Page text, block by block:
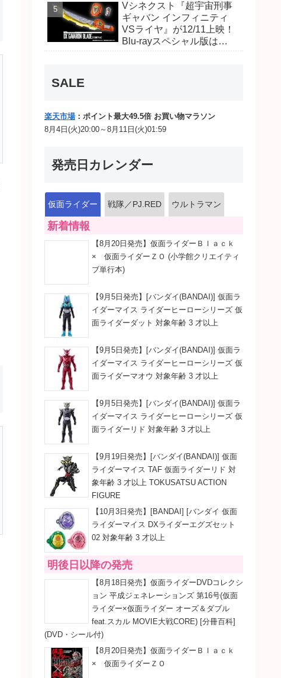
開！ライダーは子丑寅卯辰
巳午未申酉戌亥猫猫の14
人⁉
Vシネクスト『超宇宙刑事
ギャバン インフィニティ
VSライヤ』が12/11上映！
Blu-rayスペシャル版は
SALE
楽天市場 ：ポイント最大49.5倍 お買い物マラソン
8月4日(火)20:00～8月11日(火)01:59
発売日カレンダー
仮面ライダー 戦隊／PJ.RED ウルトラマン
新着情報
【8月20日発売】仮面ライダーＢｌａｃｋ
× 仮面ライダーＺＯ (小学館クリエイティ
ブ単行本)
【9月5日発売】[バンダイ(BANDAI)] 仮面ラ
イダーマイス ライダーヒーローシリーズ 仮
面ライダーダット 対象年齢 3 才以上
【9月5日発売】[バンダイ(BANDAI)] 仮面ラ
イダーマイス ライダーヒーローシリーズ 仮
面ライダーマオウ 対象年齢 3 才以上
【9月5日発売】[バンダイ(BANDAI)] 仮面ラ
イダーマイス ライダーヒーローシリーズ 仮
面ライダーリド 対象年齢 3 才以上
【9月19日発売】[バンダイ(BANDAI)] 仮面
ライダーマイス TAF 仮面ライダーリド 対
象年齢 3 才以上 TOKUSATSU ACTION
FIGURE
【10月3日発売】[BANDAI] [バンダイ 仮面
ライダーマイス DXライダーエグズセット
02 対象年齢 3 才以上
明後日以降の発売
【8月18日発売】仮面ライダーDVDコレクシ
ョン 平成ジェネレーションズ 第16号(仮面
ライダー×仮面ライダー オーズ＆ダブル
feat.スカル MOVIE大戦CORE) [分冊百科]
(DVD・シール付)
【8月20日発売】仮面ライダーＢｌａｃｋ
× 仮面ライダーＺＯ